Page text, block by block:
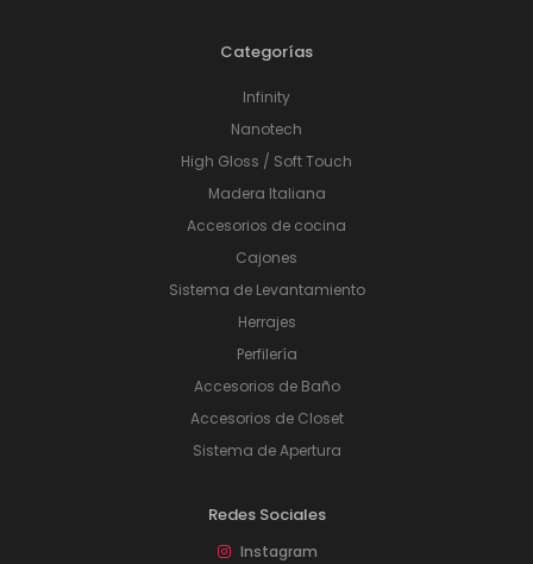
Categorías
Infinity
Nanotech
High Gloss / Soft Touch
Madera Italiana
Accesorios de cocina
Cajones
Sistema de Levantamiento
Herrajes
Perfilería
Accesorios de Baño
Accesorios de Closet
Sistema de Apertura
Redes Sociales
Instagram